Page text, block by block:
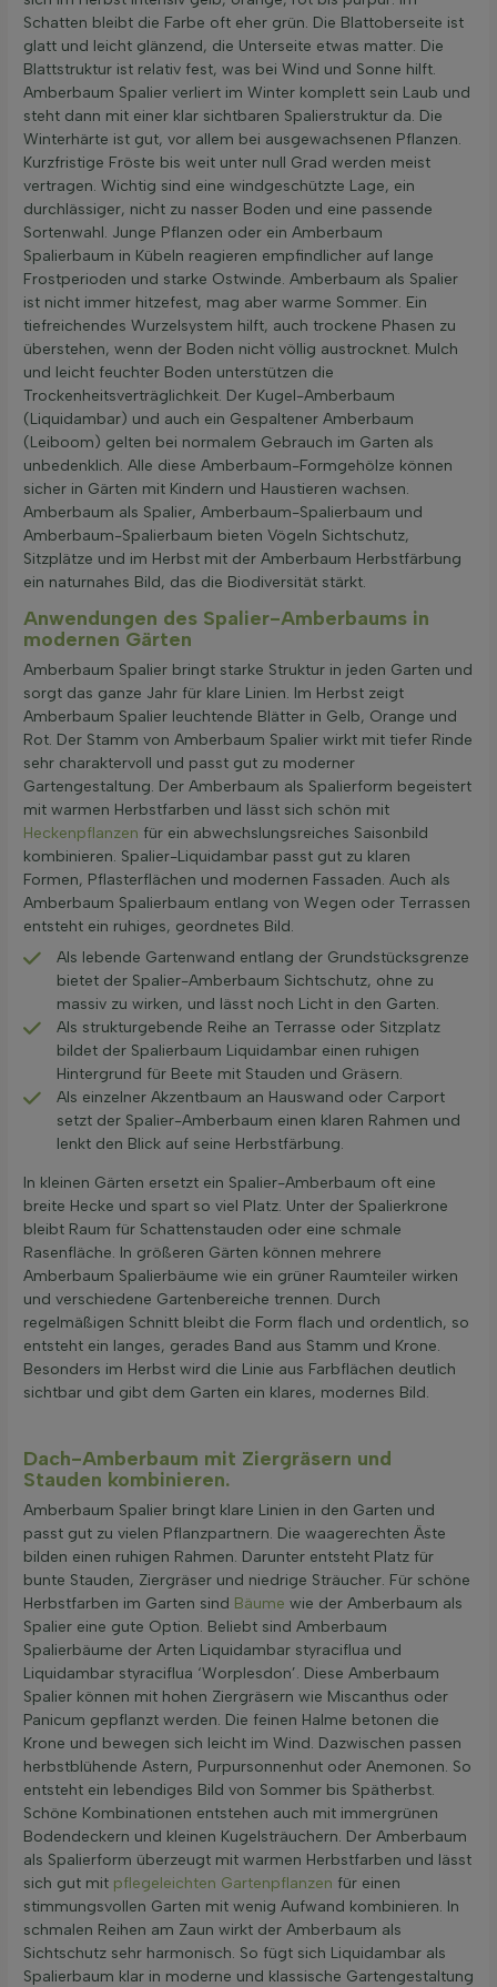
Schatten bleibt die Farbe oft eher grün. Die Blattoberseite ist
glatt und leicht glänzend, die Unterseite etwas matter. Die
Blattstruktur ist relativ fest, was bei Wind und Sonne hilft.
Amberbaum Spalier verliert im Winter komplett sein Laub und
steht dann mit einer klar sichtbaren Spalierstruktur da. Die
Winterhärte ist gut, vor allem bei ausgewachsenen Pflanzen.
Kurzfristige Fröste bis weit unter null Grad werden meist
vertragen. Wichtig sind eine windgeschützte Lage, ein
durchlässiger, nicht zu nasser Boden und eine passende
Sortenwahl. Junge Pflanzen oder ein Amberbaum
Spalierbaum in Kübeln reagieren empfindlicher auf lange
Frostperioden und starke Ostwinde. Amberbaum als Spalier
ist nicht immer hitzefest, mag aber warme Sommer. Ein
tiefreichendes Wurzelsystem hilft, auch trockene Phasen zu
überstehen, wenn der Boden nicht völlig austrocknet. Mulch
und leicht feuchter Boden unterstützen die
Trockenheitsverträglichkeit. Der Kugel-Amberbaum
(Liquidambar) und auch ein Gespaltener Amberbaum
(Leiboom) gelten bei normalem Gebrauch im Garten als
unbedenklich. Alle diese Amberbaum-Formgehölze können
sicher in Gärten mit Kindern und Haustieren wachsen.
Amberbaum als Spalier, Amberbaum-Spalierbaum und
Amberbaum-Spalierbaum bieten Vögeln Sichtschutz,
Sitzplätze und im Herbst mit der Amberbaum Herbstfärbung
ein naturnahes Bild, das die Biodiversität stärkt.
Anwendungen des Spalier-Amberbaums in
modernen Gärten
Amberbaum Spalier bringt starke Struktur in jeden Garten und
sorgt das ganze Jahr für klare Linien. Im Herbst zeigt
Amberbaum Spalier leuchtende Blätter in Gelb, Orange und
Rot. Der Stamm von Amberbaum Spalier wirkt mit tiefer Rinde
sehr charaktervoll und passt gut zu moderner
Gartengestaltung. Der Amberbaum als Spalierform begeistert
mit warmen Herbstfarben und lässt sich schön mit
Heckenpflanzen für ein abwechslungsreiches Saisonbild
kombinieren. Spalier-Liquidambar passt gut zu klaren
Formen, Pflasterflächen und modernen Fassaden. Auch als
Amberbaum Spalierbaum entlang von Wegen oder Terrassen
entsteht ein ruhiges, geordnetes Bild.
Als lebende Gartenwand entlang der Grundstücksgrenze
bietet der Spalier-Amberbaum Sichtschutz, ohne zu
massiv zu wirken, und lässt noch Licht in den Garten.
Als strukturgebende Reihe an Terrasse oder Sitzplatz
bildet der Spalierbaum Liquidambar einen ruhigen
Hintergrund für Beete mit Stauden und Gräsern.
Als einzelner Akzentbaum an Hauswand oder Carport
setzt der Spalier-Amberbaum einen klaren Rahmen und
lenkt den Blick auf seine Herbstfärbung.
In kleinen Gärten ersetzt ein Spalier-Amberbaum oft eine
breite Hecke und spart so viel Platz. Unter der Spalierkrone
bleibt Raum für Schattenstauden oder eine schmale
Rasenfläche. In größeren Gärten können mehrere
Amberbaum Spalierbäume wie ein grüner Raumteiler wirken
und verschiedene Gartenbereiche trennen. Durch
regelmäßigen Schnitt bleibt die Form flach und ordentlich, so
entsteht ein langes, gerades Band aus Stamm und Krone.
Besonders im Herbst wird die Linie aus Farbflächen deutlich
sichtbar und gibt dem Garten ein klares, modernes Bild.
Dach-Amberbaum mit Ziergräsern und
Stauden kombinieren.
Amberbaum Spalier bringt klare Linien in den Garten und
passt gut zu vielen Pflanzpartnern. Die waagerechten Äste
bilden einen ruhigen Rahmen. Darunter entsteht Platz für
bunte Stauden, Ziergräser und niedrige Sträucher. Für schöne
Herbstfarben im Garten sind Bäume wie der Amberbaum als
Spalier eine gute Option. Beliebt sind Amberbaum
Spalierbäume der Arten Liquidambar styraciflua und
Liquidambar styraciflua ‘Worplesdon’. Diese Amberbaum
Spalier können mit hohen Ziergräsern wie Miscanthus oder
Panicum gepflanzt werden. Die feinen Halme betonen die
Krone und bewegen sich leicht im Wind. Dazwischen passen
herbstblühende Astern, Purpursonnenhut oder Anemonen. So
entsteht ein lebendiges Bild von Sommer bis Spätherbst.
Schöne Kombinationen entstehen auch mit immergrünen
Bodendeckern und kleinen Kugelsträuchern. Der Amberbaum
als Spalierform überzeugt mit warmen Herbstfarben und lässt
sich gut mit pflegeleichten Gartenpflanzen für einen
stimmungsvollen Garten mit wenig Aufwand kombinieren. In
schmalen Reihen am Zaun wirkt der Amberbaum als
Sichtschutz sehr harmonisch. So fügt sich Liquidambar als
Spalierbaum klar in moderne und klassische Gartengestaltung